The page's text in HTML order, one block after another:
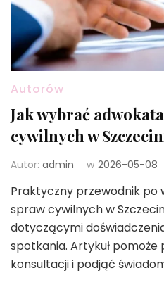
Autorów
Jak wybrać
cywilnych w
Autor: admin w 2026-05-08
Praktyczny przewodnik po
spraw cywilnych w
dotyczącymi
spotkania. Artykuł
konsultacji i podjąć